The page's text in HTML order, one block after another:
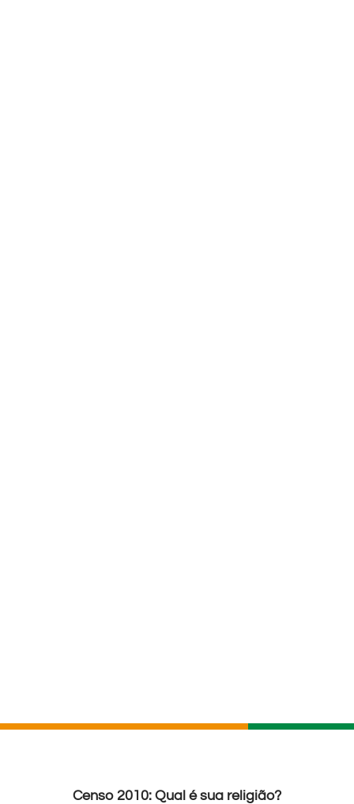
Censo 2010: Qual é sua religião?